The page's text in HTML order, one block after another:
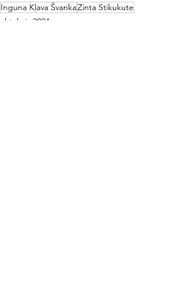
Inguna Kļava ŠvankaZinta Stikukute
oktobris 2024